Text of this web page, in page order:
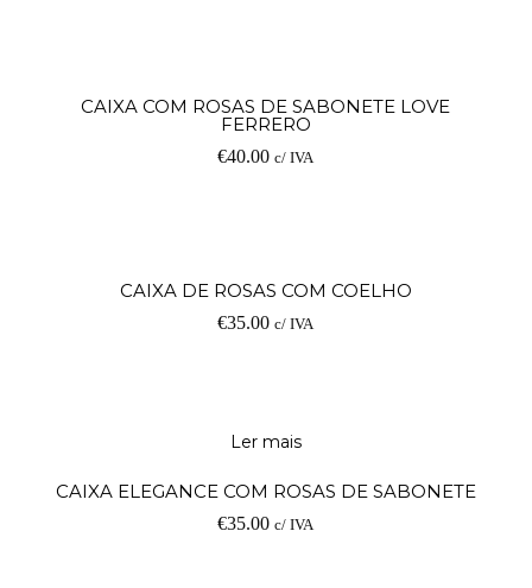
CAIXA COM ROSAS DE SABONETE LOVE
FERRERO
€40.00 c/ IVA
CAIXA DE ROSAS COM COELHO
€35.00 c/ IVA
Ler mais
CAIXA ELEGANCE COM ROSAS DE SABONETE
€35.00 c/ IVA